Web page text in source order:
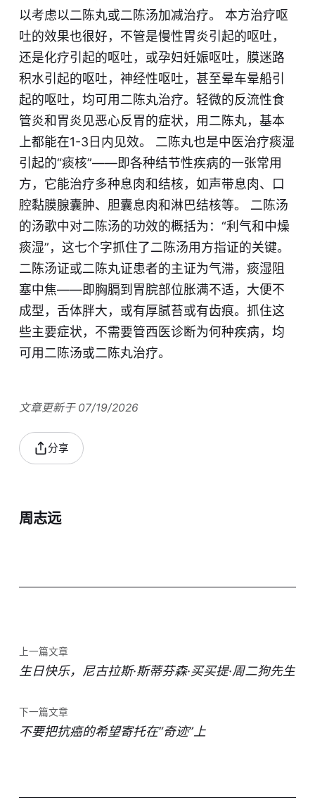
以考虑以二陈丸或二陈汤加减治疗。 本方治疗呕
吐的效果也很好，不管是慢性胃炎引起的呕吐，
还是化疗引起的呕吐，或孕妇妊娠呕吐，膜迷路
积水引起的呕吐，神经性呕吐，甚至晕车晕船引
起的呕吐，均可用二陈丸治疗。轻微的反流性食
管炎和胃炎见恶心反胃的症状，用二陈丸，基本
上都能在1-3日内见效。 二陈丸也是中医治疗痰湿
引起的“痰核”——即各种结节性疾病的一张常用
方，它能治疗多种息肉和结核，如声带息肉、口
腔黏膜腺囊肿、胆囊息肉和淋巴结核等。 二陈汤
的汤歌中对二陈汤的功效的概括为：“利气和中燥
痰湿”，这七个字抓住了二陈汤用方指证的关键。
二陈汤证或二陈丸证患者的主证为气滞，痰湿阻
塞中焦——即胸膈到胃脘部位胀满不适，大便不
成型，舌体胖大，或有厚腻苔或有齿痕。抓住这
些主要症状，不需要管西医诊断为何种疾病，均
可用二陈汤或二陈丸治疗。
文章更新于 07/19/2026
分享
周志远
上一篇文章
生日快乐，尼古拉斯·斯蒂芬森·买买提·周二狗先生
下一篇文章
不要把抗癌的希望寄托在“奇迹”上